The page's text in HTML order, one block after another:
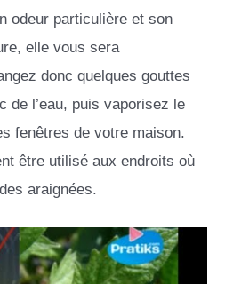
odeur particulière et son
elle vous sera
donc quelques gouttes
de l’eau, puis vaporisez le
fenêtres de votre maison.
être utilisé aux endroits où
araignées.